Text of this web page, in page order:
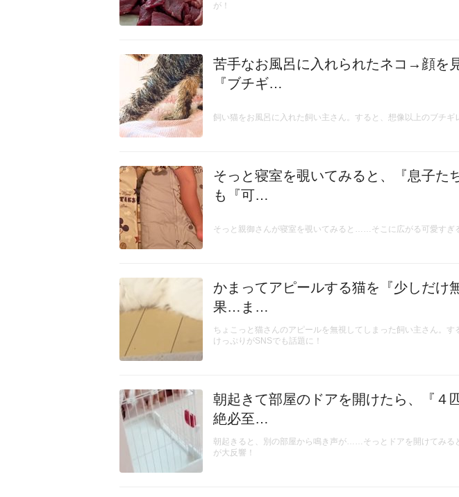
が！
苦手なお風呂に入れられたネコ→顔を
『ブチギ…
飼い猫をお風呂に入れた飼い主さん。すると、想像以上のブチギ
そっと寝室を覗いてみると、『息子た
も『可…
そっと親御さんが寝室を覗いてみると……そこに広がる可愛すぎ
かまってアピールする猫を『少しだけ
果…ま…
ちょこっと猫さんのアピールを無視してしまった飼い主さん。す
けっぷりがSNSでも話題に！
朝起きて部屋のドアを開けたら、『４
絶必至…
朝起きると、別の部屋から鳴き声が……そっとドアを開けてみる
が大反響！